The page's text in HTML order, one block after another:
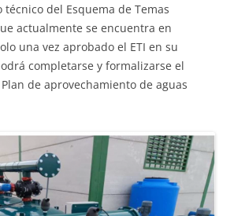
del Esquema de Temas
actualmente se encuentra en
una vez aprobado el ETI en su
completarse y formalizarse el
de aprovechamiento de aguas